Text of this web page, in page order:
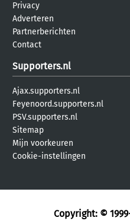
Privacy
Adverteren
Partnerberichten
Contact
Supporters.nl
Ajax.supporters.nl
Feyenoord.supporters.nl
PSV.supporters.nl
Sitemap
Mijn voorkeuren
Cookie-instellingen
Copyright: ©